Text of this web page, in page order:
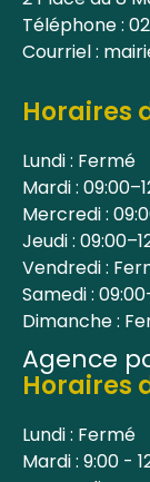
Téléphone :
Courriel :
Horaires
Lundi : Fermé
Mardi :
Mercredi :
Jeudi :
Vendredi :
Samedi :
Dimanche :
Agence
Horaires
Lundi : Fermé
Mardi : 9:00 -